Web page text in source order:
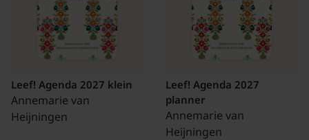
Leef! Agenda 2027 klein
Annemarie van
Heijningen
Leef! Agenda 2027
planner
Annemarie van
Heijningen